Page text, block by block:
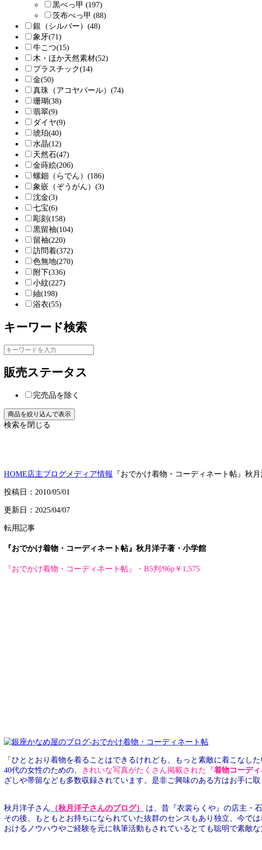
黒べっ甲 (197)
茨布べっ甲 (88)
銀（シルバー）(48)
象牙(71)
牛こつ(15)
木・ほか天然素材(52)
プラスチック(14)
金(50)
真珠（アコヤパール）(74)
珊瑚(38)
翡翠(9)
ダイヤ(9)
琥珀(40)
水晶(12)
天然石(47)
金蒔絵(206)
螺鈿（らでん）(186)
象嵌（ぞうがん）(3)
沈金(3)
七宝(6)
彫刻(158)
黒留袖(104)
留袖(220)
訪問着(372)
色無地(270)
附下(336)
小紋(227)
紬(198)
浴衣(55)
キーワード検索
販売ステータス
完売品を除く
検索を閉じる
HOME店主ブログ メディア情報 『おでかけ着物・コーディネート帖』秋
投稿日：2010/05/01
更新日：2025/04/07
転用記事
『おでかけ着物・コーディネート帖』秋月洋子著・小学館
『おでかけ着物・コーディネート帖』・ B5判/96p ￥1,575
「 ひととおり着物を着ることはできるけれども、もっと素敵に着こなし
40代の女性のための、
きれいな写真がたくさん掲載された『 着物コーデ
ざしや帯留なども多数収録されています。是非ご興味のある方はお手に取
秋月洋子さん （秋月洋子さんのブログ）
は、昔『衣裳らくや』の店主・
その後、もともとお持ちになられていた抜群のセンスもあり独立、今で
おけるノウハウやご経験を元に執筆活動もされているとても聡明で素敵な